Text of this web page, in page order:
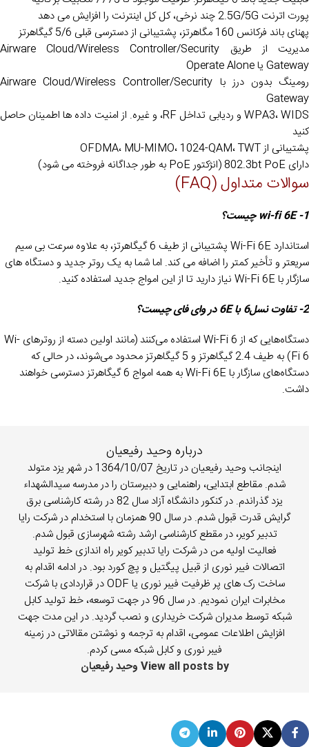
پورت اترنت 2.5G/5G چند نرخی، کل کل اینترنت را افزایش می دهد
پهنای باند فرکانس 160 مگاهرتز، پشتیبانی از دسترسی قبلی 5/6 گیگاهرتز
مدیریت از طریق Airware Cloud/Wireless Controller/Security
Gateway یا Operate Alone
رومینگ بدون درز با Airware Cloud/Wireless Controller/Security
Gateway
WPA3، WIDS و ردیابی تداخل RF، و غیره. از امنیت داده ها اطمینان حاصل
کنید
پشتیبانی از OFDMA، MU-MIMO، 1024-QAM، TWT
دارای 802.3bt PoE (انژکتور PoE به طور جداگانه فروخته می شود)
سوالات متداول (FAQ)
1- wi-fi 6E چیست؟
استاندارد Wi-Fi 6E پشتیبانی از طیف 6 گیگاهرتز، به علاوه سرعت بی سیم
سریعتر و تأخیر کمتر را اضافه می کند. اما شما به یک روتر جدید و دستگاه های
سازگار با Wi-Fi 6E نیاز دارید تا از این امواج جدید استفاده کنید.
2- تفاوت نسل6 با 6E در وای فای چیست؟
دستگاه‌هایی که از Wi-Fi 6 استفاده می‌کنند (مانند اولین دسته از روترهای Wi-
Fi 6) به طیف 2.4 گیگاهرتز و 5 گیگاهرتز محدود می‌شوند، در حالی که
دستگاه‌های سازگار با Wi-Fi 6E به همه امواج 6 گیگاهرتز دسترسی خواهند
داشت.
درباره وحید رفیعیان
اینجانب وحید رفیعیان در تاریخ 1364/10/07 در شهر یزد متولد
شدم. مقاطع ابتدایی، راهنمایی و دبیرستان را در مدرسه سیدالشهداء
یزد گذراندم. در کنکور دانشگاه آزاد سال 82 در رشته کارشناسی برق
گرایش قدرت قبول شدم. در سال 90 همزمان با استخدام در شرکت رایا
تدبیر کویر، در مقطع کارشناسی ارشد رشته شهرسازی قبول شدم.
فعالیت اولیه من در شرکت رایا تدبیر کویر راه اندازی خط تولید
اتصالات فیبر نوری از قبیل پیگتیل و پچ کورد بود. در ادامه اقدام به
ساخت رک های پر ظرفیت فیبر نوری یا ODF در قراردادی با شرکت
مخابرات ایران نمودیم. در سال 96 در جهت توسعه، خط تولید کابل
شبکه توسط مدیران شرکت خریداری و نصب گردید. در این مدت جهت
افزایش اطلاعات عمومی، اقدام به ترجمه و نوشتن مقالاتی در زمینه
فیبر نوری و کابل شبکه مسی کردم.
View all posts by وحید رفیعیان